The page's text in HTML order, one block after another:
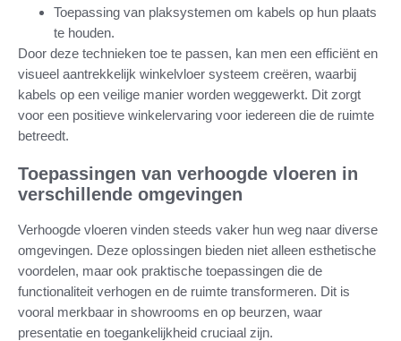
Toepassing van plaksystemen om kabels op hun plaats
te houden.
Door deze technieken toe te passen, kan men een efficiënt en
visueel aantrekkelijk winkelvloer systeem creëren, waarbij
kabels op een veilige manier worden weggewerkt. Dit zorgt
voor een positieve winkelervaring voor iedereen die de ruimte
betreedt.
Toepassingen van verhoogde vloeren in
verschillende omgevingen
Verhoogde vloeren vinden steeds vaker hun weg naar diverse
omgevingen. Deze oplossingen bieden niet alleen esthetische
voordelen, maar ook praktische toepassingen die de
functionaliteit verhogen en de ruimte transformeren. Dit is
vooral merkbaar in showrooms en op beurzen, waar
presentatie en toegankelijkheid cruciaal zijn.